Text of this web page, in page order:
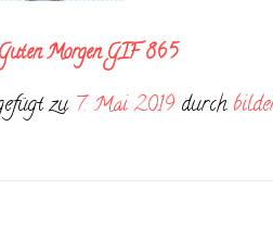
Morgen GIF 865
zu 7. Mai 2019 durch